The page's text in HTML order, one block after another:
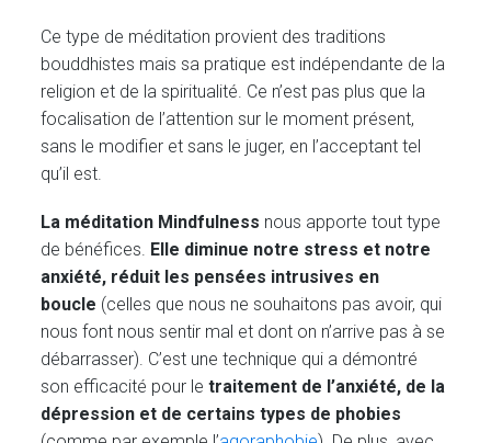
Ce type de méditation provient des traditions
bouddhistes mais sa pratique est indépendante de la
religion et de la spiritualité. Ce n’est pas plus que la
focalisation de l’attention sur le moment présent,
sans le modifier et sans le juger, en l’acceptant tel
qu’il est.
La méditation Mindfulness nous apporte tout type
de bénéfices. Elle diminue notre stress et notre
anxiété, réduit les pensées intrusives en
boucle (celles que nous ne souhaitons pas avoir, qui
nous font nous sentir mal et dont on n’arrive pas à se
débarrasser). C’est une technique qui a démontré
son efficacité pour letraitement de l’anxiété, de la
dépression et de certains types de phobies